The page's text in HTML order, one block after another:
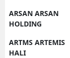
ARSAN ARSAN
HOLDING
ARTMS ARTEMIS
HALI